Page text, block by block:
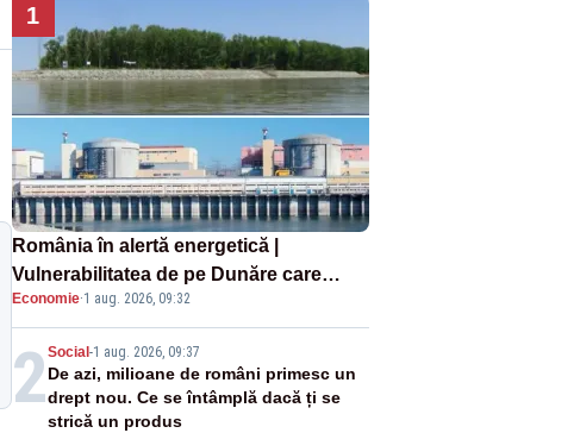
1
România în alertă energetică |
Vulnerabilitatea de pe Dunăre care
pune în pericol Centrala Cernavodă era
cunoscută de pe vremea lui Ceaușescu
Economie·1 aug. 2026, 09:32
2Social -1 aug. 2026, 09:37
De azi, milioane de români primesc un
drept nou. Ce se întâmplă dacă ți se
strică un produs